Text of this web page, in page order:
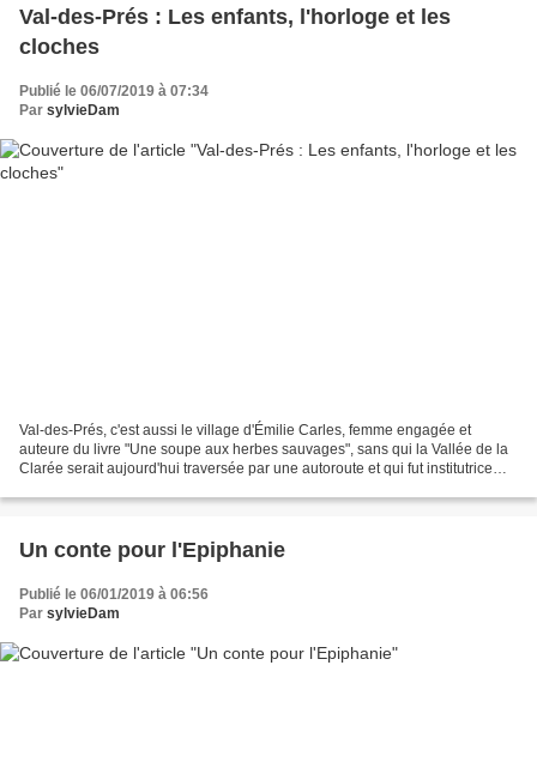
Val-des-Prés : Les enfants, l'horloge et les
cloches
Publié le 06/07/2019 à 07:34
Par sylvieDam
Val-des-Prés, c'est aussi le village d'Émilie Carles, femme engagée et
auteure du livre "Une soupe aux herbes sauvages", sans qui la Vallée de la
Clarée serait aujourd'hui traversée par une autoroute et qui fut institutrice
Un conte pour l'Epiphanie
Publié le 06/01/2019 à 06:56
Par sylvieDam